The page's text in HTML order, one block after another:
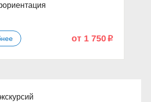
от 1 750 p